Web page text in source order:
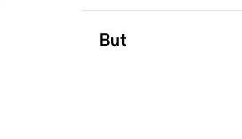
But